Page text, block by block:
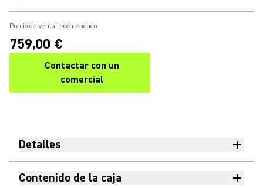
Precio de venta recomendado
759,00 €
Contactar con un
comercial
Detalles
Contenido de la caja